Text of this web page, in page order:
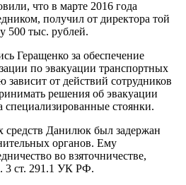
что в марте 2016 года
получил от директора той
500 тыс. рублей.
Геращенко за обеспечение
по эвакуации транспортных
зависит от действий сотрудников
решения об эвакуации
специализированные стоянки.
Данилюк был задержан
органов. Ему
во взяточничестве,
3 ст. 291.1 УК РФ.